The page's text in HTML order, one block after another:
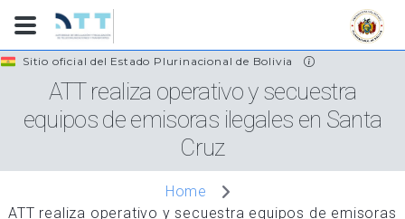
Skip
to
main
content
Sitio oficial del Estado Plurinacional de Bolivia
ATT realiza operativo y secuestra
equipos de emisoras ilegales en Santa
Cruz
Home
ATT realiza operativo y secuestra equipos de emisoras